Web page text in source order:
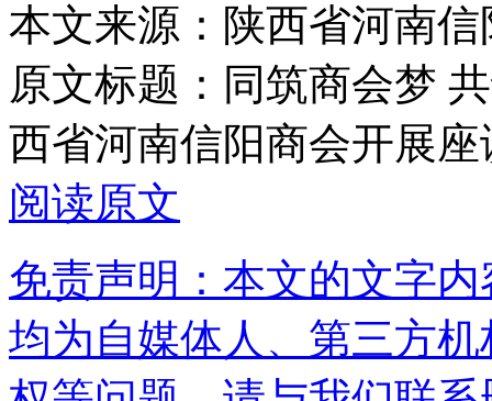
本文来源：陕西省河南信
原文标题： 同筑商会梦
西省河南信阳商会开展
阅读原文
免责声明：本文的文字
均为自媒体人、第三方